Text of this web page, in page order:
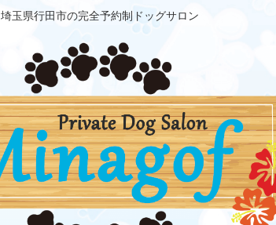
埼玉県行田市の完全予約制ドッグサロン